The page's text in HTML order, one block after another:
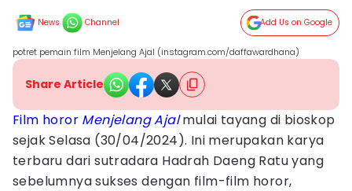
News Channel Add Us on Google
potret pemain film Menjelang Ajal (instagram.com/daffawardhana)
Share Article
Film horor Menjelang Ajal mulai tayang di bioskop
sejak Selasa (30/04/2024). Ini merupakan karya
terbaru dari sutradara Hadrah Daeng Ratu yang
sebelumnya sukses dengan film-film horor,